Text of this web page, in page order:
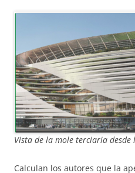
Vista de la mole terciaria desde
Calculan los autores que la